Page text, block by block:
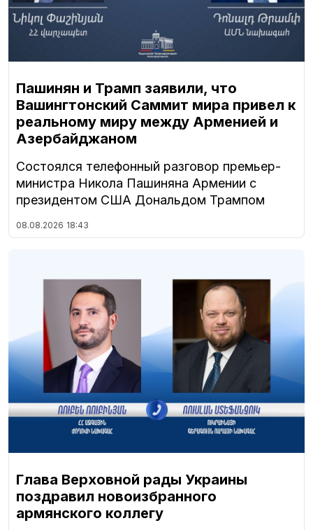
Пашинян и Трамп заявили, что
Вашингтонский Саммит мира привел к
реальному миру между Арменией и
Азербайджаном
Состоялся телефонный разговор премьер-
министра Никола Пашиняна Армении с
президентом США Дональдом Трампом
08.08.2026 18:43
Глава Верховной рады Украины
поздравил новоизбранного
армянского коллегу